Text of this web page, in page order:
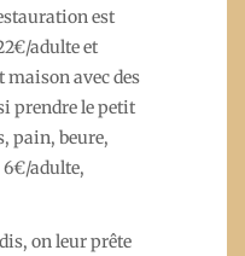
est
adulte et
avec des
prendre le petit
pain, beure,
adulte,
on leur prête